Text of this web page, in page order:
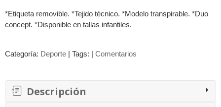
*Etiqueta removible. *Tejido técnico. *Modelo transpirable. *Duo
concept. *Disponible en tallas infantiles.
Categoría: Deporte | Tags: | Comentarios
Descripción